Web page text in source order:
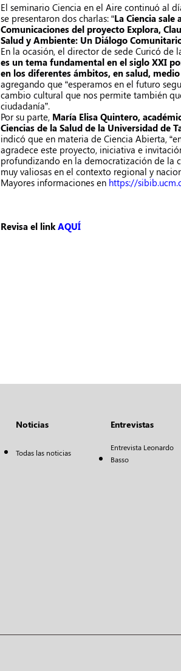
El seminario Ciencia en el Aire continuó al
se presentaron dos charlas: “La Ciencia sale
Comunicaciones del proyecto Explora,
Salud y Ambiente: Un Diálogo
En la ocasión, el director de sede Curicó de
es un tema fundamental en el siglo XXI
en los diferentes ámbitos, en salud,
agregando que “esperamos en el futuro
cambio cultural que nos permite también
ciudadanía”.
Por su parte, María Elisa Quintero,
Ciencias de la Salud de la Universidad de
indicó que en materia de Ciencia Abierta,
agradece este proyecto, iniciativa e
profundizando en la democratización de la
muy valiosas en el contexto regional y
Mayores informaciones en https://
Revisa el link AQUÍ
Noticias
Todas las noticias
Entrevistas
Entrevista Leonardo
Basso